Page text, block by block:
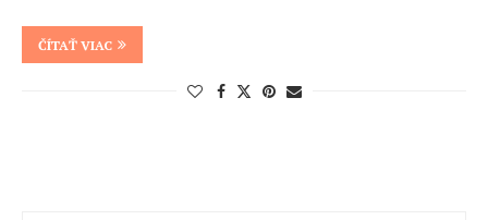
ČÍTAŤ VIAC